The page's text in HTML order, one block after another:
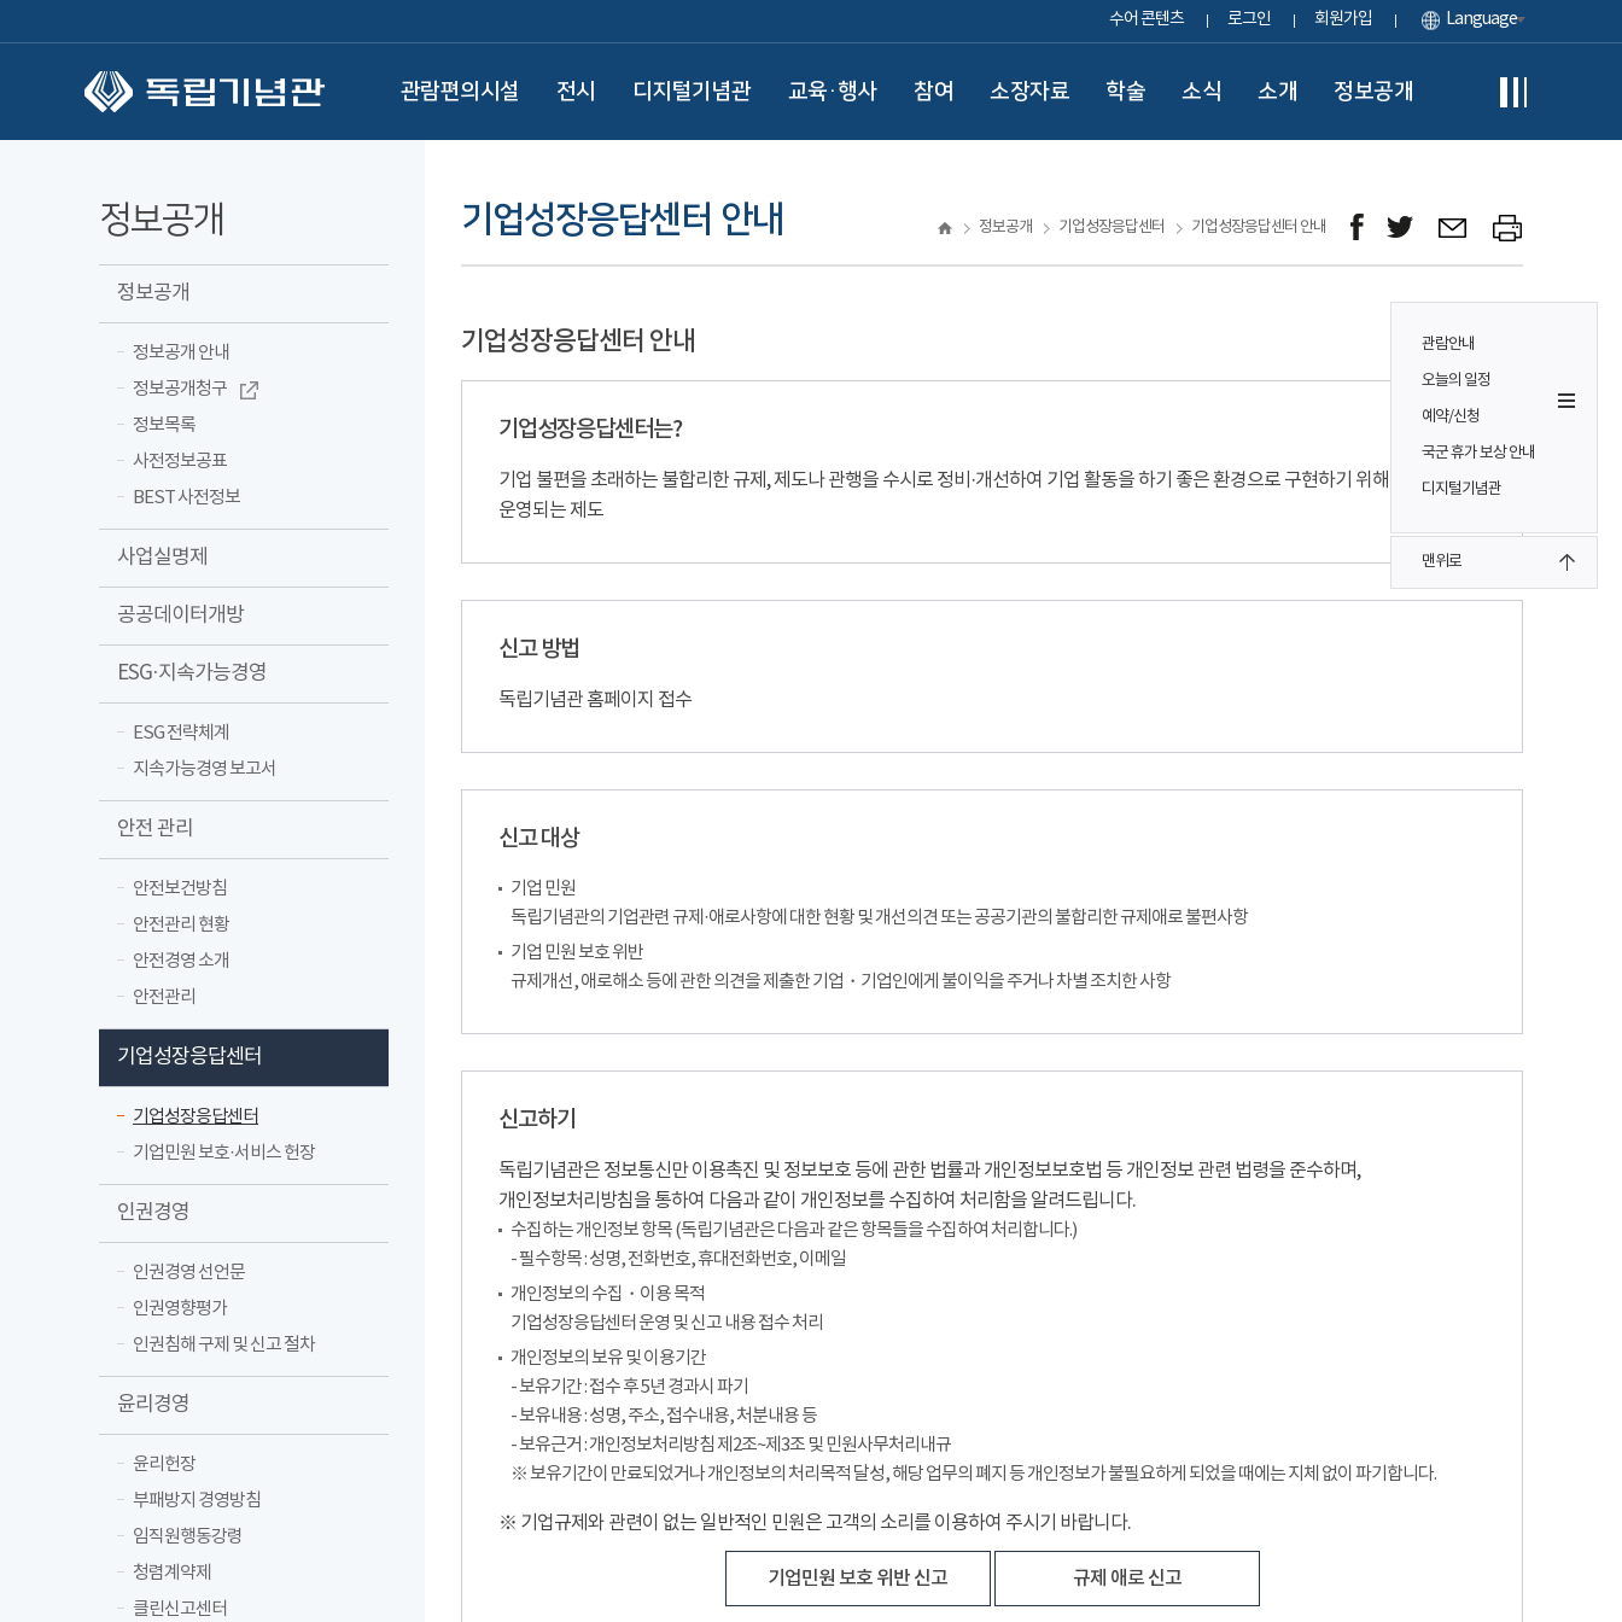
수어 콘텐츠 로그인 회원가입 Language
관람편의시설 전시 디지털기념관 교육·행사 참여 소장자료 학술 소식 소개 정보공개
관람안내
오늘의 일정
예약/신청
국군 휴가 보상 안내
디지털기념관
맨위로
정보공개
정보공개
정보공개 안내
정보공개청구
정보목록
사전정보공표
BEST 사전정보
사업실명제
공공데이터개방
ESG·지속가능경영
ESG 전략체계
지속가능경영 보고서
안전 관리
안전보건방침
안전관리 현황
안전경영 소개
안전관리
기업성장응답센터
기업성장응답센터
기업민원 보호·서비스 헌장
인권경영
인권경영 선언문
인권영향평가
인권침해 구제 및 신고 절차
윤리경영
윤리헌장
부패방지 경영방침
임직원행동강령
청렴계약제
클린신고센터
기업성장응답센터 안내 정보공개 기업성장응답센터 기업성장응답센터 안내
기업성장응답센터 안내
기업성장응답센터는?
기업 불편을 초래하는 불합리한 규제, 제도나 관행을 수시로 정비·개선하여 기업 활동을 하기 좋은 환경으로 구현하기 위해 설치·
운영되는 제도
신고 방법
독립기념관 홈페이지 접수
신고 대상
기업 민원
독립기념관의 기업관련 규제·애로사항에 대한 현황 및 개선의견 또는 공공기관의 불합리한 규제애로 불편사항
기업 민원 보호 위반
규제개선, 애로해소 등에 관한 의견을 제출한 기업・기업인에게 불이익을 주거나 차별 조치한 사항
신고하기
독립기념관은 정보통신만 이용촉진 및 정보보호 등에 관한 법률과 개인정보보호법 등 개인정보 관련 법령을 준수하며,
개인정보처리방침을 통하여 다음과 같이 개인정보를 수집하여 처리함을 알려드립니다.
수집하는 개인정보 항목 (독립기념관은 다음과 같은 항목들을 수집하여 처리합니다.)
- 필수항목 : 성명, 전화번호, 휴대전화번호, 이메일
개인정보의 수집・이용 목적
기업성장응답센터 운영 및 신고 내용 접수 처리
개인정보의 보유 및 이용기간
- 보유기간 : 접수 후 5년 경과시 파기
- 보유내용 : 성명, 주소, 접수내용, 처분내용 등
- 보유근거 : 개인정보처리방침 제2조~제3조 및 민원사무처리내규
※ 보유기간이 만료되었거나 개인정보의 처리목적 달성, 해당 업무의 폐지 등 개인정보가 불필요하게 되었을 때에는 지체 없이 파기합니다.
※ 기업규제와 관련이 없는 일반적인 민원은 고객의 소리를 이용하여 주시기 바랍니다.
기업민원 보호 위반 신고 규제 애로 신고